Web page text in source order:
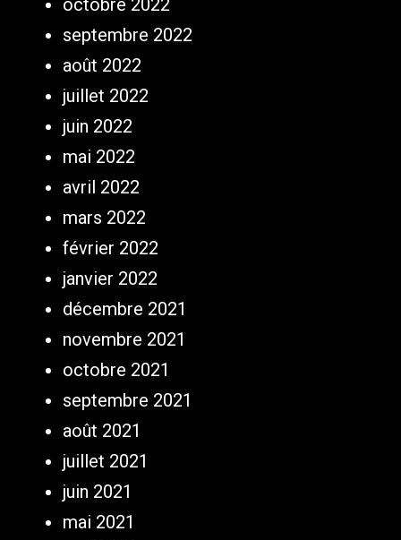
octobre 2022
septembre 2022
août 2022
juillet 2022
juin 2022
mai 2022
avril 2022
mars 2022
février 2022
janvier 2022
décembre 2021
novembre 2021
octobre 2021
septembre 2021
août 2021
juillet 2021
juin 2021
mai 2021